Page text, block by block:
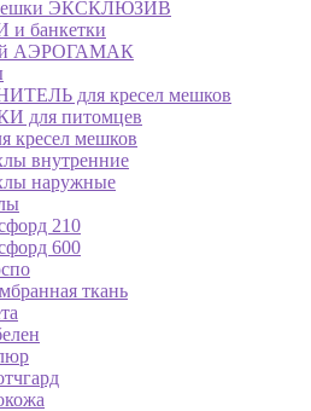
ЭКСКЛЮЗИВ
банкетки
АЭРОГАМАК
для кресел мешков
для питомцев
кресел мешков
внутренние
наружные
210
600
ткань